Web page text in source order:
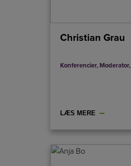
Christian Grau
Konferencier, Moderator,
LÆS MERE